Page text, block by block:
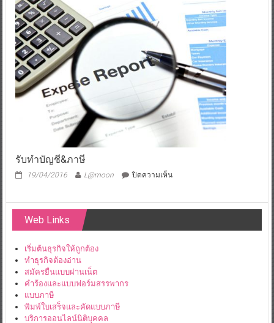
ภาษี
มูลค่า
รับทำบัญชี&ภาษี
19/04/2016 L@moon ปิดความเห็นบน
บัญชี&ภาษี
Web Links
เริ่มต้นธุรกิจให้ถูกต้อง
ทำธุรกิจต้องอ่าน
สมัครยื่นแบบผ่านเน็ต
คำร้องและแบบฟอร์มสรรพากร
แบบภาษี
พิมพ์ใบเสร็จและคัดแบบภาษี
บริการออนไลน์นิติบุคคล